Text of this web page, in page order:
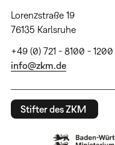
Lorenzstraße 19
76135 Karlsruhe
+49 (0) 721 - 8100 - 1200
info@zkm.de
Stifter des ZKM